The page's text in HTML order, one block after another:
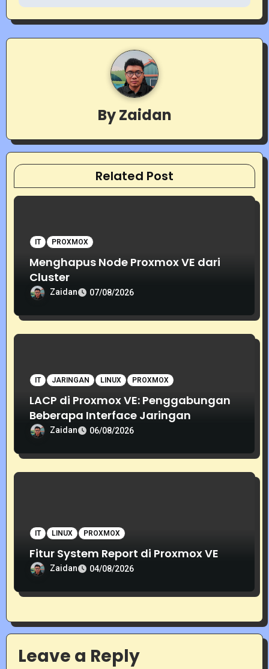
t
n
a
t
i
n
ByZaidan
Related Post
IT PROXMOX
Menghapus Node Proxmox VE dari
Cluster
Zaidan 07/08/2026
IT JARINGAN LINUX PROXMOX
LACP di Proxmox VE: Penggabungan
Beberapa Interface Jaringan
Zaidan 06/08/2026
IT LINUX PROXMOX
Fitur System Report di Proxmox VE
Zaidan 04/08/2026
Leave a Reply